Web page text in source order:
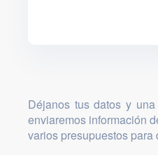
Déjanos tus datos y
enviaremos información
varios presupuestos